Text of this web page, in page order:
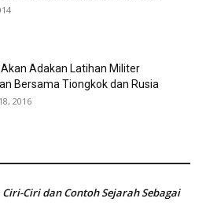
Adakan Latihan Militer
Bersama Tiongkok dan Rusia
2016
Ciri dan Contoh Sejarah Sebagai